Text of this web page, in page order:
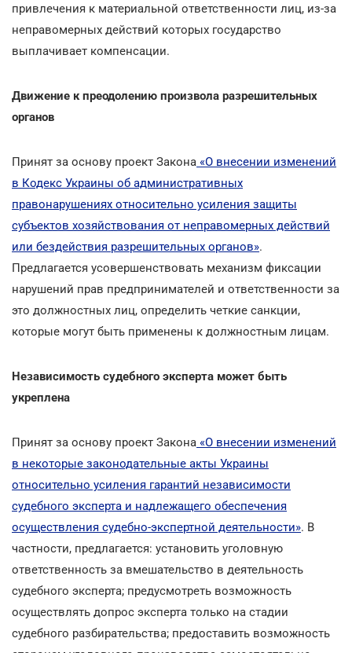
привлечения к материальной ответственности лиц, из-за
неправомерных действий которых государство
выплачивает компенсации.
Движение к преодолению произвола разрешительных
органов
Принят за основу проект Закона «О внесении изменений
в Кодекс Украины об административных
правонарушениях относительно усиления защиты
субъектов хозяйствования от неправомерных действий
или бездействия разрешительных органов».
Предлагается усовершенствовать механизм фиксации
нарушений прав предпринимателей и ответственности за
это должностных лиц, определить четкие санкции,
которые могут быть применены к должностным лицам.
Независимость судебного эксперта может быть
укреплена
Принят за основу проект Закона «О внесении изменений
в некоторые законодательные акты Украины
относительно усиления гарантий независимости
судебного эксперта и надлежащего обеспечения
осуществления судебно-экспертной деятельности». В
частности, предлагается: установить уголовную
ответственность за вмешательство в деятельность
судебного эксперта; предусмотреть возможность
осуществлять допрос эксперта только на стадии
судебного разбирательства; предоставить возможность